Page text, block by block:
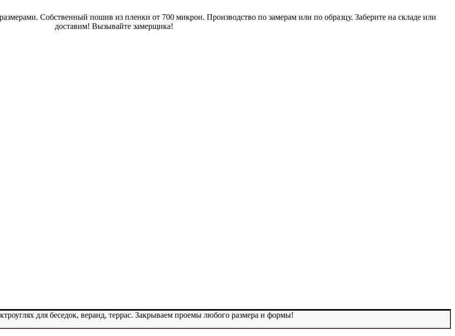
Собственный пошив из пленки от 700 микрон. Производство по замерам или по образцу. Заберите на складе или
доставим! Вызывайте замерщика!
для беседок, веранд, террас. Закрываем проемы любого размера и формы!